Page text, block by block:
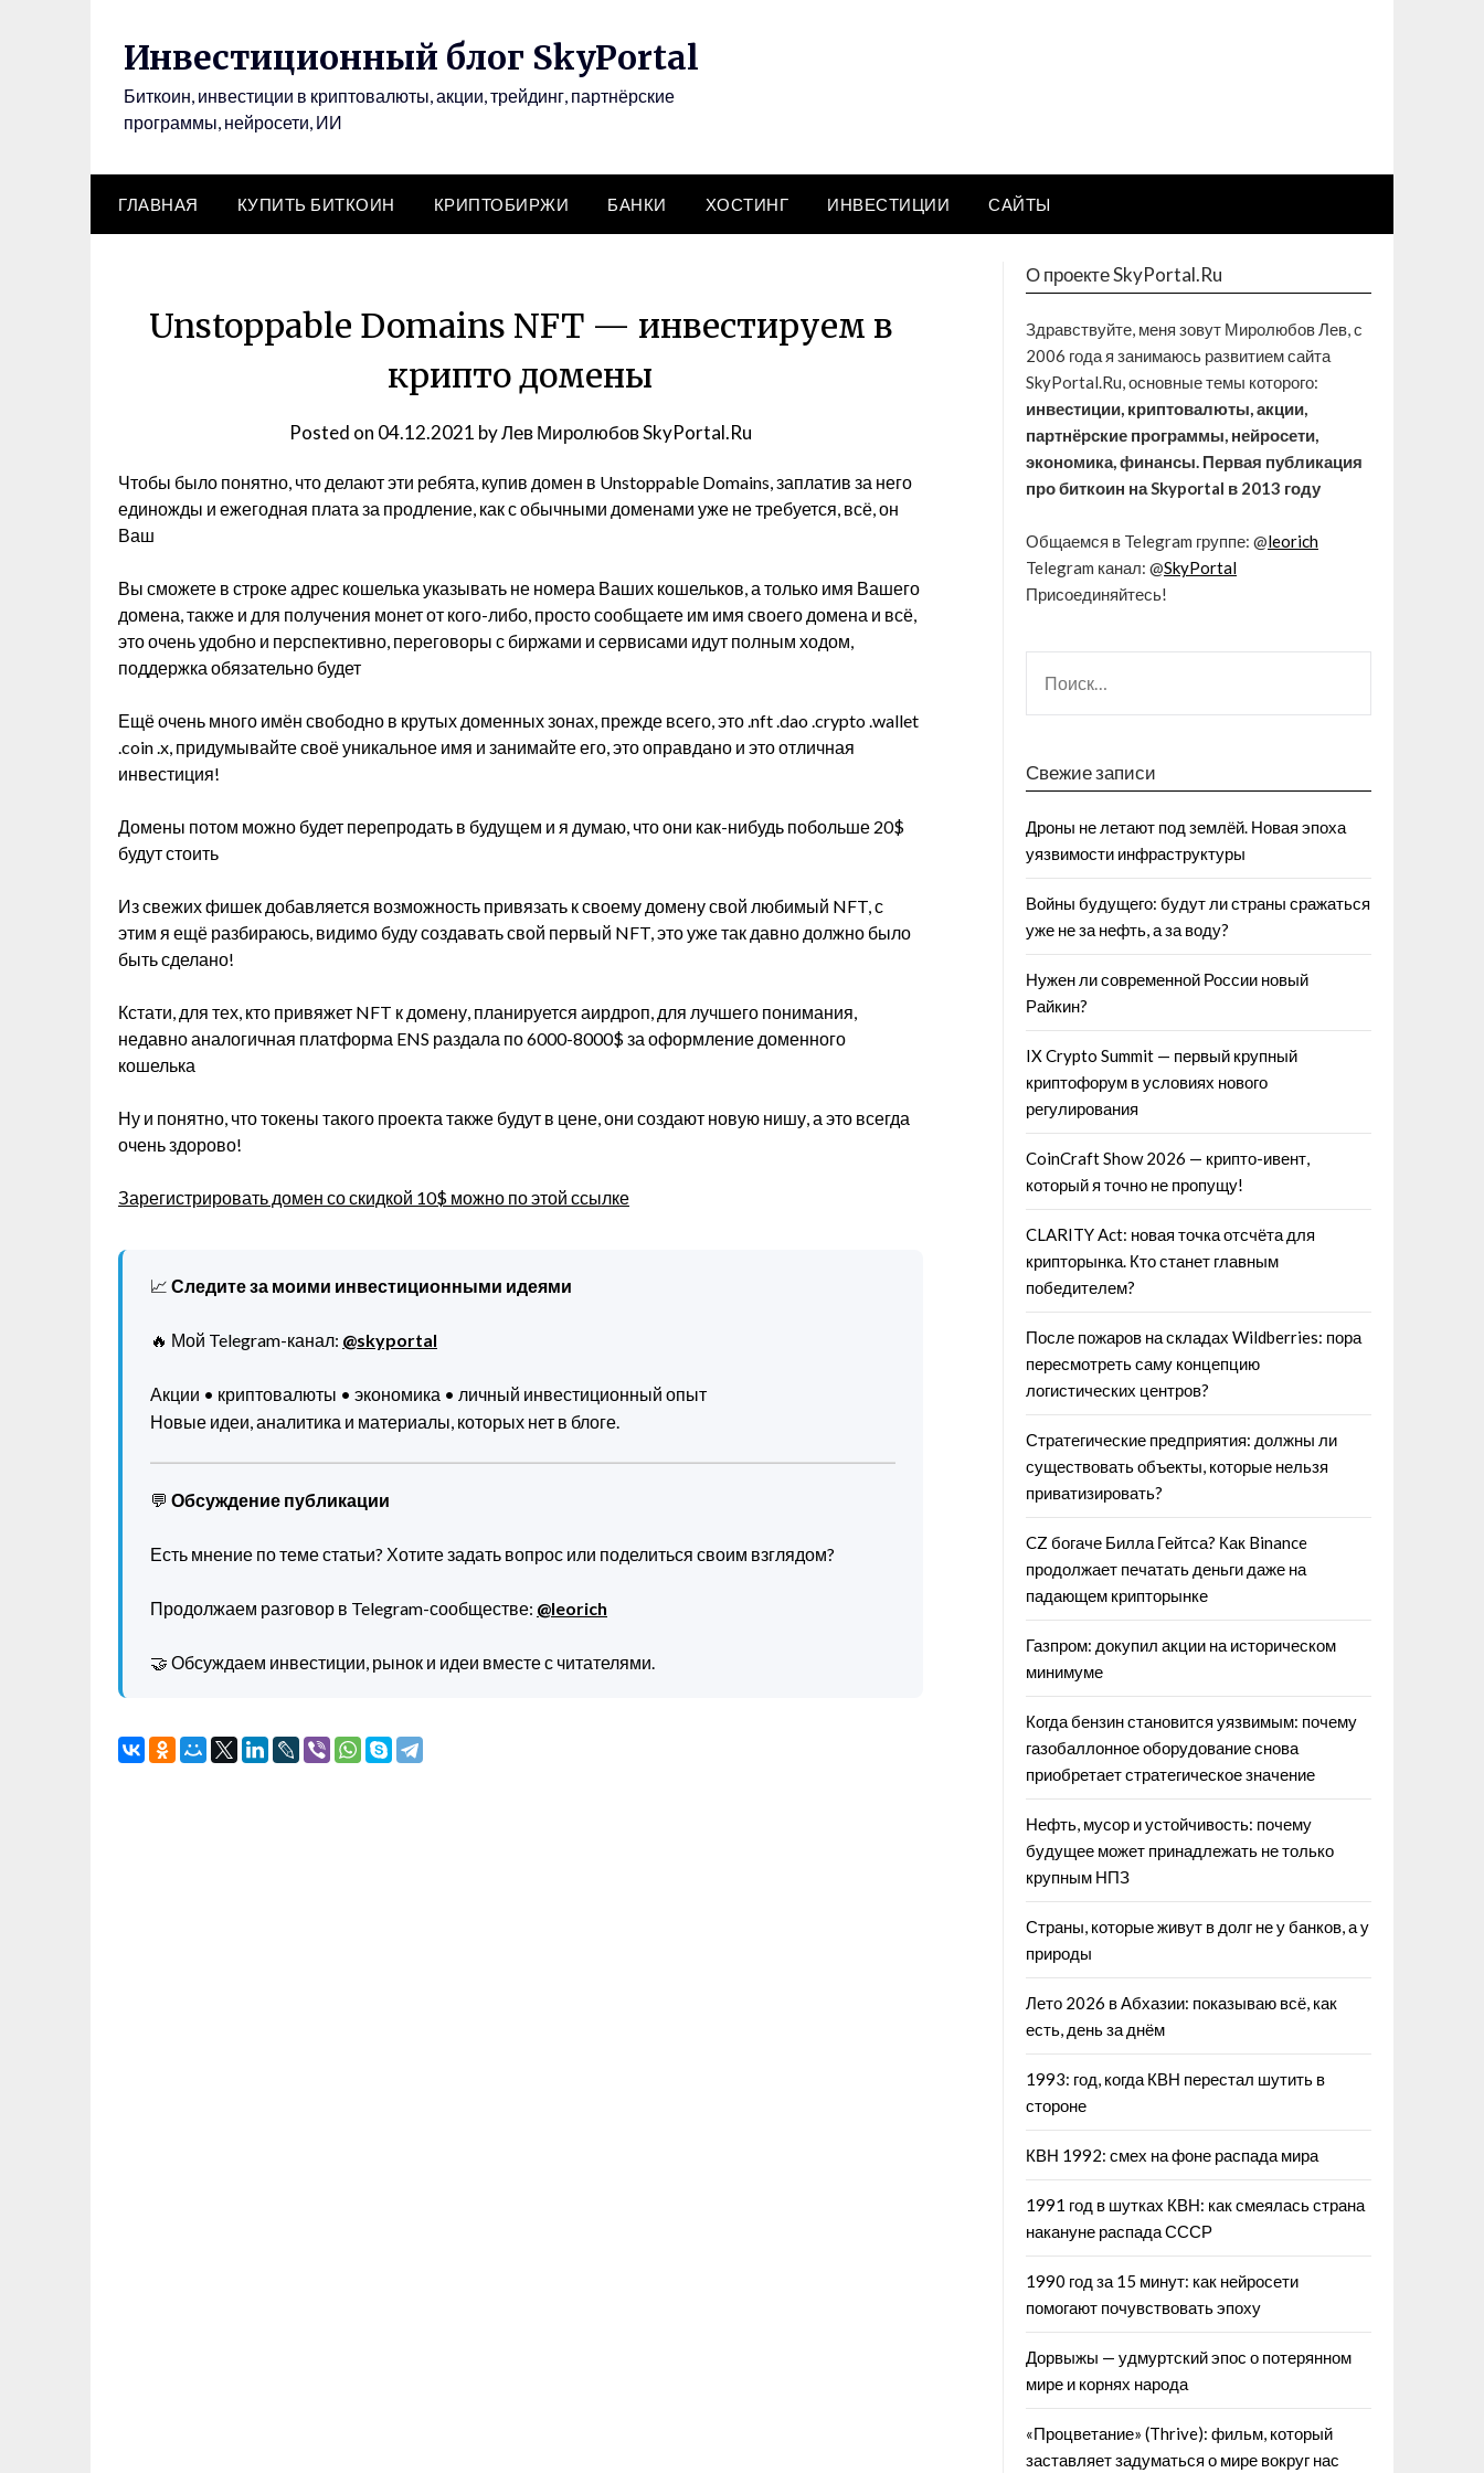
Инвестиционный блог SkyPortal
Биткоин, инвестиции в криптовалюты, акции, трейдинг, партнёрские
программы, нейросети, ИИ
ГЛАВНАЯ КУПИТЬ БИТКОИН КРИПТОБИРЖИ БАНКИ ХОСТИНГ ИНВЕСТИЦИИ САЙТЫ
Unstoppable Domains NFT — инвестируем в
крипто домены
Posted on 04.12.2021 byЛев Миролюбов SkyPortal.Ru
Чтобы было понятно, что делают эти ребята, купив домен в Unstoppable Domains, заплатив за него
единожды и ежегодная плата за продление, как с обычными доменами уже не требуется, всё, он
Ваш
Вы сможете в строке адрес кошелька указывать не номера Ваших кошельков, а только имя Вашего
домена, также и для получения монет от кого-либо, просто сообщаете им имя своего домена и всё,
это очень удобно и перспективно, переговоры с биржами и сервисами идут полным ходом,
поддержка обязательно будет
Ещё очень много имён свободно в крутых доменных зонах, прежде всего, это .nft .dao .crypto .wallet
.coin .x, придумывайте своё уникальное имя и занимайте его, это оправдано и это отличная
инвестиция!
Домены потом можно будет перепродать в будущем и я думаю, что они как-нибудь побольше 20$
будут стоить
Из свежих фишек добавляется возможность привязать к своему домену свой любимый NFT, с
этим я ещё разбираюсь, видимо буду создавать свой первый NFT, это уже так давно должно было
быть сделано!
Кстати, для тех, кто привяжет NFT к домену, планируется аирдроп, для лучшего понимания,
недавно аналогичная платформа ENS раздала по 6000-8000$ за оформление доменного
кошелька
Ну и понятно, что токены такого проекта также будут в цене, они создают новую нишу, а это всегда
очень здорово!
Зарегистрировать домен со скидкой 10$ можно по этой ссылке
📈 Следите за моими инвестиционными идеями
🔥 Мой Telegram-канал: @skyportal
Акции • криптовалюты • экономика • личный инвестиционный опыт
Новые идеи, аналитика и материалы, которых нет в блоге.
💬 Обсуждение публикации
Есть мнение по теме статьи? Хотите задать вопрос или поделиться своим взглядом?
Продолжаем разговор в Telegram-сообществе: @leorich
🤝 Обсуждаем инвестиции, рынок и идеи вместе с читателями.
О проекте SkyPortal.Ru
Здравствуйте, меня зовут Миролюбов Лев, с
2006 года я занимаюсь развитием сайта
SkyPortal.Ru, основные темы которого:
инвестиции, криптовалюты, акции,
партнёрские программы, нейросети,
экономика, финансы. Первая публикация
про биткоин на Skyportal в 2013 году
Общаемся в Telegram группе: @leorich
Telegram канал: @SkyPortal
Присоединяйтесь!
Свежие записи
Дроны не летают под землёй. Новая эпоха
уязвимости инфраструктуры
Войны будущего: будут ли страны сражаться
уже не за нефть, а за воду?
Нужен ли современной России новый
Райкин?
IX Crypto Summit — первый крупный
криптофорум в условиях нового
регулирования
CoinCraft Show 2026 — крипто-ивент,
который я точно не пропущу!
CLARITY Act: новая точка отсчёта для
крипторынка. Кто станет главным
победителем?
После пожаров на складах Wildberries: пора
пересмотреть саму концепцию
логистических центров?
Стратегические предприятия: должны ли
существовать объекты, которые нельзя
приватизировать?
CZ богаче Билла Гейтса? Как Binance
продолжает печатать деньги даже на
падающем крипторынке
Газпром: докупил акции на историческом
минимуме
Когда бензин становится уязвимым: почему
газобаллонное оборудование снова
приобретает стратегическое значение
Нефть, мусор и устойчивость: почему
будущее может принадлежать не только
крупным НПЗ
Страны, которые живут в долг не у банков, а у
природы
Лето 2026 в Абхазии: показываю всё, как
есть, день за днём
1993: год, когда КВН перестал шутить в
стороне
КВН 1992: смех на фоне распада мира
1991 год в шутках КВН: как смеялась страна
накануне распада СССР
1990 год за 15 минут: как нейросети
помогают почувствовать эпоху
Дорвыжы — удмуртский эпос о потерянном
мире и корнях народа
«Процветание» (Thrive): фильм, который
заставляет задуматься о мире вокруг нас